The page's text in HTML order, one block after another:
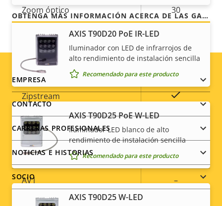
Zoom óptico 30
Zoom digital
Compresión
Descripción
de
propiedad
Valor de
propiedad
Zipstream Sí
H.264
High, Main
H.265 –
AV1 –
AXIS T90D20 PoE IR-LED
Iluminador con LED de infrarrojos de
alto rendimiento de instalación sencilla
Recomendado para este producto
AXIS T90D25 PoE W-LED
Iluminador LED blanco de alto
rendimiento de instalación sencilla
Recomendado para este producto
AXIS T90D25 W-LED
OBTENGA MÁS INFORMACIÓN ACERCA DE LAS GARANTÍAS DE AXIS
Footer
menu
EMPRESA
CONTACTO
CARRERAS PROFESIONALES
NOTICIAS E HISTORIAS
SOCIO